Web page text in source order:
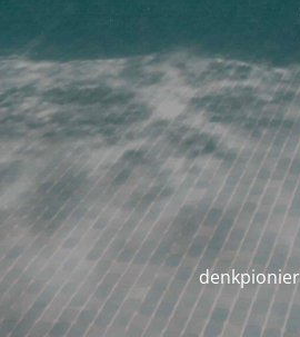
denkpionier